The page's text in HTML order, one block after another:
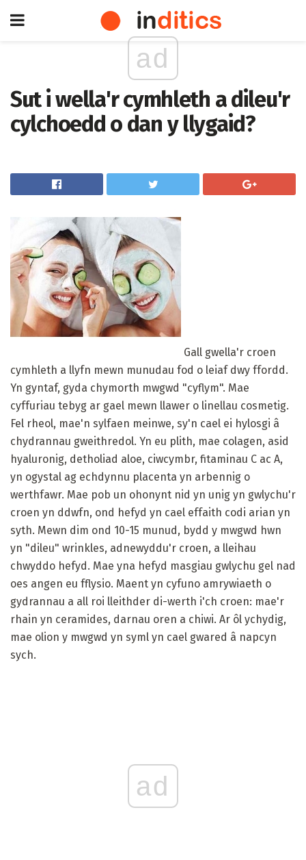
ad
Sut i wella'r cymhleth a dileu'r
cylchoedd o dan y llygaid?
Gall gwella'r croen
cymhleth a llyfn mewn munudau fod o leiaf dwy ffordd.
Yn gyntaf, gyda chymorth mwgwd "cyflym". Mae
cyffuriau tebyg ar gael mewn llawer o linellau cosmetig.
Fel rheol, mae'n sylfaen meinwe, sy'n cael ei hylosgi â
chydrannau gweithredol. Yn eu plith, mae colagen, asid
hyaluronig, detholiad aloe, ciwcymbr, fitaminau C ac A,
yn ogystal ag echdynnu placenta yn arbennig o
werthfawr. Mae pob un ohonynt nid yn unig yn gwlychu'r
croen yn ddwfn, ond hefyd yn cael effaith codi arian yn
syth. Mewn dim ond 10-15 munud, bydd y mwgwd hwn
yn "dileu" wrinkles, adnewyddu'r croen, a lleihau
chwyddo hefyd. Mae yna hefyd masgiau gwlychu gel nad
oes angen eu fflysio. Maent yn cyfuno amrywiaeth o
gydrannau a all roi lleithder di-werth i'ch croen: mae'r
rhain yn ceramides, darnau oren a chiwi. Ar ôl ychydig,
mae olion y mwgwd yn syml yn cael gwared â napcyn
sych.
ad